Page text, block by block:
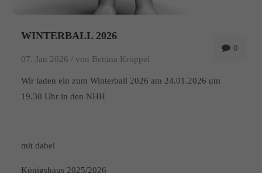
0
WINTERBALL 2026
07. Jan 2026 / von Bettina Kröppel
Wir laden ein zum Winterball 2026 am 24.01.2026 um
19.30 Uhr in den NHH
mit dabei
Königshaus 2025/2026